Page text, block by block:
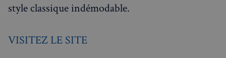
style classique indémodable.
VISITEZ LE SITE